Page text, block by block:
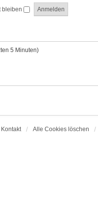
bleiben
5 Minuten)
Kontakt Alle Cookies löschen